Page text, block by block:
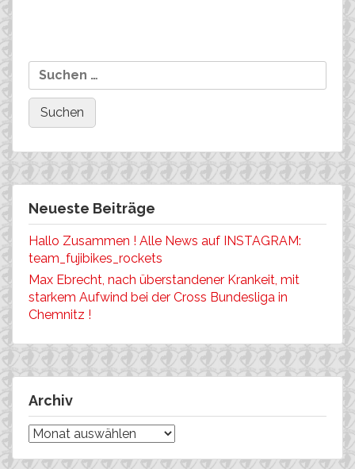
Neueste Beiträge
Hallo Zusammen ! Alle News auf INSTAGRAM:
team_fujibikes_rockets
Max Ebrecht, nach überstandener Krankeit, mit
starkem Aufwind bei der Cross Bundesliga in
Chemnitz !
Archiv
Archiv